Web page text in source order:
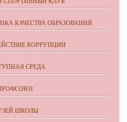
КАЧЕСТВА ОБРАЗОВАНИЯ
КОРРУПЦИИ
СРЕДА
ШКОЛЫ